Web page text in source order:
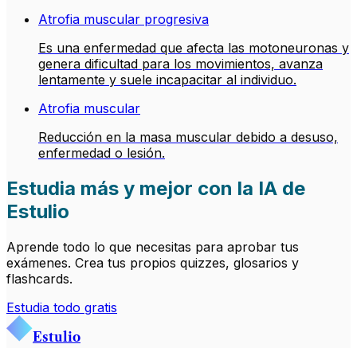
Atrofia muscular progresiva
Es una enfermedad que afecta las motoneuronas y
genera dificultad para los movimientos, avanza
lentamente y suele incapacitar al individuo.
Atrofia muscular
Reducción en la masa muscular debido a desuso,
enfermedad o lesión.
Estudia más y mejor con la IA de
Estulio
Aprende todo lo que necesitas para aprobar tus
exámenes. Crea tus propios quizzes, glosarios y
flashcards.
Estudia todo gratis
Estulio